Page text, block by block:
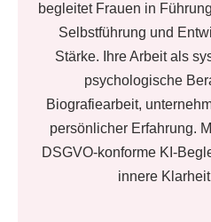
begleitet Frauen in
Selbstführung und
Stärke. Ihre Arbeit als
psychologische
Biografiearbeit,
persönlicher Erfahrung.
DSGVO-konforme KI-
innere